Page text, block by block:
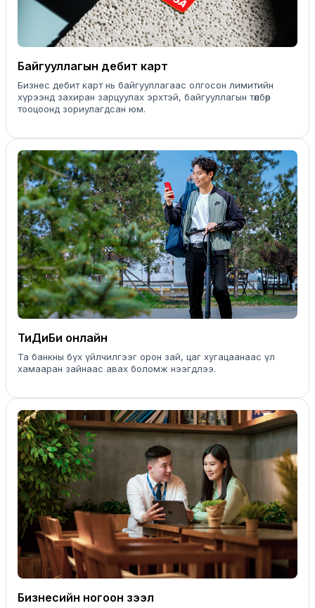
Байгууллагын дебит карт
Бизнес дебит карт нь байгууллагаас олгосон лимитийн
хүрээнд захиран зарцуулах эрхтэй, байгууллагын төлбөр
тооцоонд зориулагдсан юм.
ТиДиБи онлайн
Та банкны бүх үйлчилгээг орон зай, цаг хугацаанаас үл
хамааран зайнаас авах боломж нээгдлээ.
Бизнесийн ногоон зээл